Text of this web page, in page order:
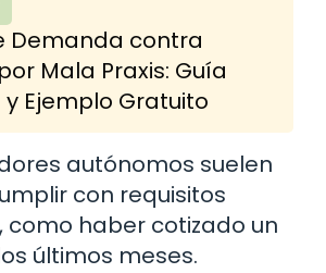
Demanda contra
Mala Praxis: Guía
Ejemplo Gratuito
autónomos suelen
con requisitos
como haber cotizado un
últimos meses.